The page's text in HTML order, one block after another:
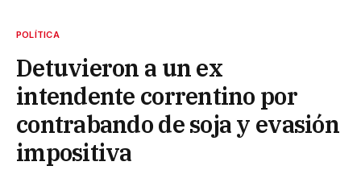
POLÍTICA
Detuvieron a un ex
intendente correntino por
contrabando de soja y evasión
impositiva